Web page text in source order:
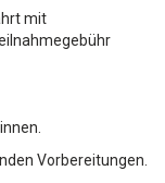
mit
ebühr
Vorbereitungen.